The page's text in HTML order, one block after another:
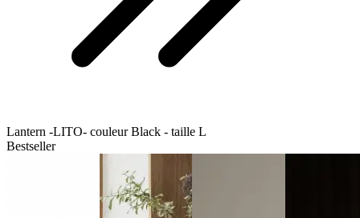
Lantern -LITO- couleur Black - taille L
Bestseller